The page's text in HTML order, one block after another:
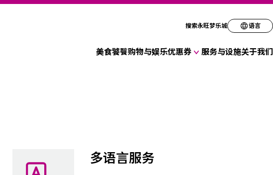
美食饕餮购物与娱乐优惠券 服务与设施关于我们
搜索永旺梦乐城 语言
请选择您的语言
English
多语言服务